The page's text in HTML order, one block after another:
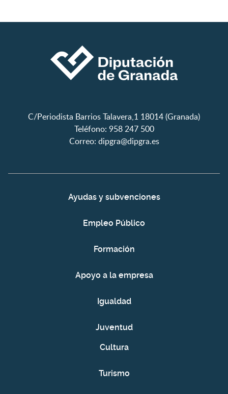
C/Periodista Barrios Talavera,1 18014 (Granada)
Teléfono: 958 247 500
Correo: dipgra@dipgra.es
Ayudas y subvenciones
Empleo Público
Formación
Apoyo a la empresa
Igualdad
Juventud
Cultura
Turismo